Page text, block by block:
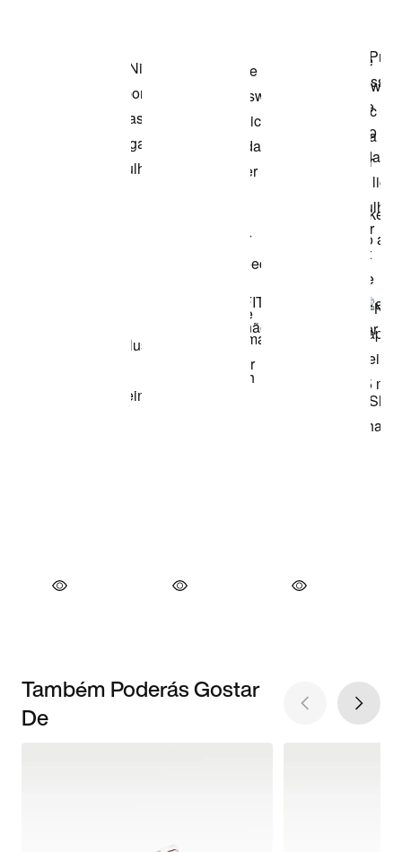
Também Poderás Gostar
De